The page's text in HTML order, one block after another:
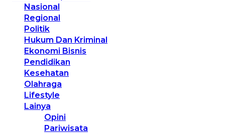
Nasional
Regional
Politik
Hukum Dan Kriminal
Ekonomi Bisnis
Pendidikan
Kesehatan
Olahraga
Lifestyle
Lainya
Opini
Pariwisata